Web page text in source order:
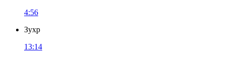
4:56
Зухр
13:14